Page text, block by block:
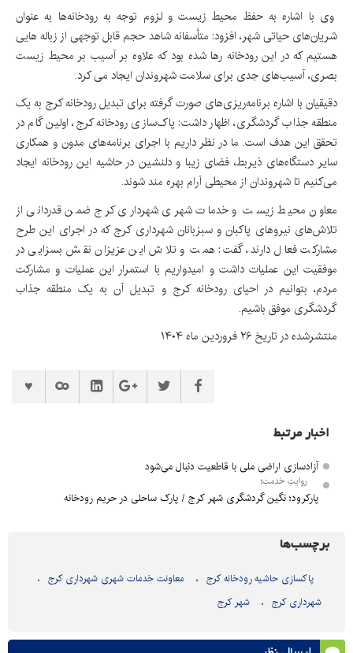
وی با اشاره به حفظ محیط زیست و لزوم توجه به رودخانه‌ها به عنوان
شریان‌های حیاتی شهر، افزود: متأسفانه شاهد حجم قابل توجهی از زباله هایی
هستیم که در این رودخانه رها شده بود که علاوه بر آسیب بر محیط زیست
بصری، آسیب‌های جدی برای سلامت شهروندان ایجاد می کرد.
دقیقیان با اشاره برنامه‌ریزی‌های صورت گرفته برای تبدیل رودخانه کرج به یک
منطقه جذاب گردشگری، اظهار داشت: پاک‌سازی رودخانه کرج، اولین گام در
تحقق این هدف است. ما در نظر داریم با اجرای برنامه‌های مدون و همکاری
سایر دستگاه‌های ذیربط، فضای زیبا و دلنشین در حاشیه این رودخانه ایجاد
می‌کنیم تا شهروندان از محیطی آرام بهره مند شوند.
معاون محیط زیست و خدمات شهری شهرداری کرج ضمن قدردانی از
تلاش‌های نیروهای پاکبان و سبزبانان شهرداری کرج که در اجرای این طرح
مشارکت فعال دارند، گفت: همت و تلاش این عزیزان نقش بسزایی در
موفقیت این عملیات داشت و امیدواریم با استمرار این عملیات و مشارکت
مردم، بتوانیم در احیای رودخانه کرج و تبدیل آن به یک منطقه جذاب
گردشگری موفق باشیم.
منتشرشده در تاریخ ۲۶ فروردین ماه ۱۴۰۴
اخبار مرتبط
آزادسازی اراضی ملی با قاطعیت دنبال می‌شود
روایتِ خدمت؛
پارکرود؛ نگین گردشگری شهر کرج / پارک ساحلی در حریم رودخانه
برچسب‌ها
پاکسازی حاشیه رودخانه کرج
معاونت خدمات شهری شهرداری کرج
شهرداری کرج
شهر کرج